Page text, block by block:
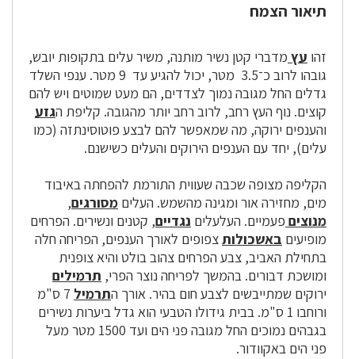
תיאור הצמח
זהו עץ מדברי קטן נשיר מותנה, משיר עלים בתקופות יובש,
גובהו לרוב כ־3.5 מטר, יכול להגיע עד 9 מטר. ענפי השלד
גדלים החל מגובה נמוך לצדדים, הם מעט שמוטים ויש להם
קוצים. נוף העץ רחב, לרוב רחב יותר מהגובה. קליפת הגזע
והענפים ירוקה, מה שמאפשר להם לבצע פוטוסינתזה (כמו
עלים), יחד עם הענפים הירוקים והעלים כשישנם.
הקליפה מצופה שכבה שעווית התורמת להפחתה באיבוד
מים, מחזירה אור ומגינה מהשמש. העלים מסורגים,
מנוצים פעמיים. העלעלים נגדיים, קטנים ונשירים. הפרחים
מופיעים באשכולותצפופים לאורך הענפים, הפריחה חלה
בתחילת האביב, צבע הפרחים צהוב בולט והיא צופנית
ומושכת דבורים. בהמשך לפריחה נוצר הפרי, תרמילים
ירוקים שמתייבשים לצבע חום בהיר. אורך התרמיל
7 ס"מ
ורוחבו 1 ס"מ. בבית גידולו הטבעי הוא גדל ביערות נשירים
בגבהים נמוכים החל מגובה פני הים ועד 1500 מטר מעל
פני הים באקוודור.